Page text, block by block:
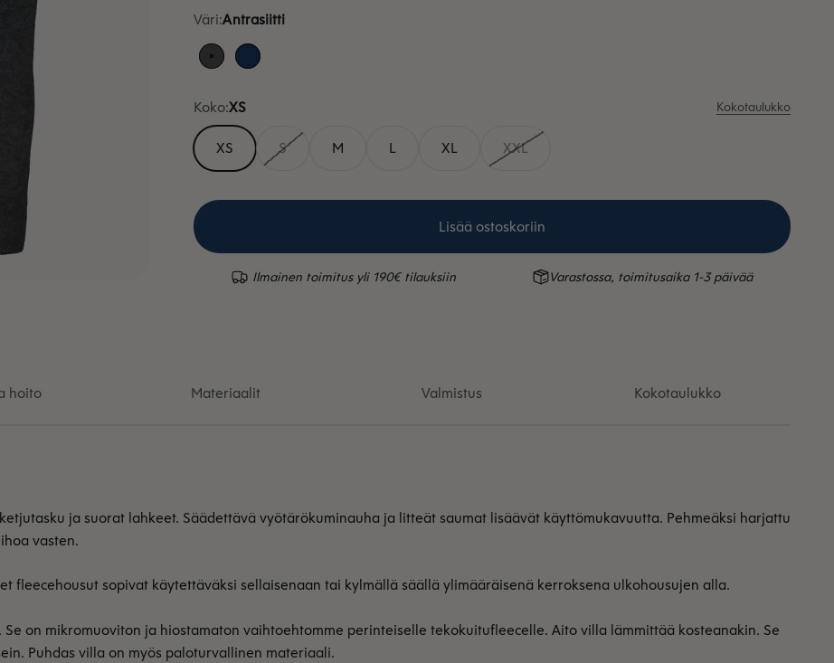
Väri:Antrasiitti
AntrasiittiSininen
Koko:XS Kokotaulukko
XS S M L XL XXL
Lisää ostoskoriin
Ilmainen toimitus yli 190€ tilauksiin Varastossa, toimitusaika 1-3 päivää
ja suorat lahkeet. Säädettävä vyötärökuminauha ja litteät saumat lisäävät käyttömukavuutta. Pehmeäksi harjattu
vasten.
fleecehousut sopivat käytettäväksi sellaisenaan tai kylmällä säällä ylimääräisenä kerroksena ulkohousujen alla.
on mikromuoviton ja hiostamaton vaihtoehtomme perinteiselle tekokuitufleecelle. Aito villa lämmittää kosteanakin. Se
Puhdas villa on myös paloturvallinen materiaali.
hoito Materiaalit Valmistus Kokotaulukko